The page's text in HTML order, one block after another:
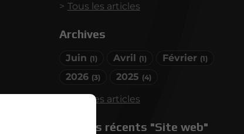
Tous les articles
Archives
Juin (1) Avril (1) Février (1)
2026 (3) 2025 (4)
Tous les articles
Articles récents "Site web"